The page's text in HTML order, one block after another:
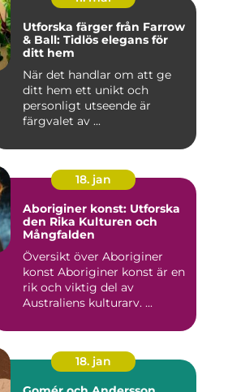
Utforska färger från Farrow
& Ball: Tidlös elegans för
ditt hem
När det handlar om att ge
ditt hem ett unikt och
personligt utseende är
färgvalet av ...
18. jan
Aboriginer konst: Utforska
den Rika Kulturen och
Mångfalden
Översikt över Aboriginer
konst Aboriginer konst är en
rik och viktig del av
Australiens kulturarv. ...
18. jan